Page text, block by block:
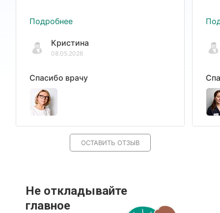
Подробнее
Кристина
08.05.2026
Спасибо врачу
ОСТАВИТЬ ОТЗЫВ
Не откладывайте
главное